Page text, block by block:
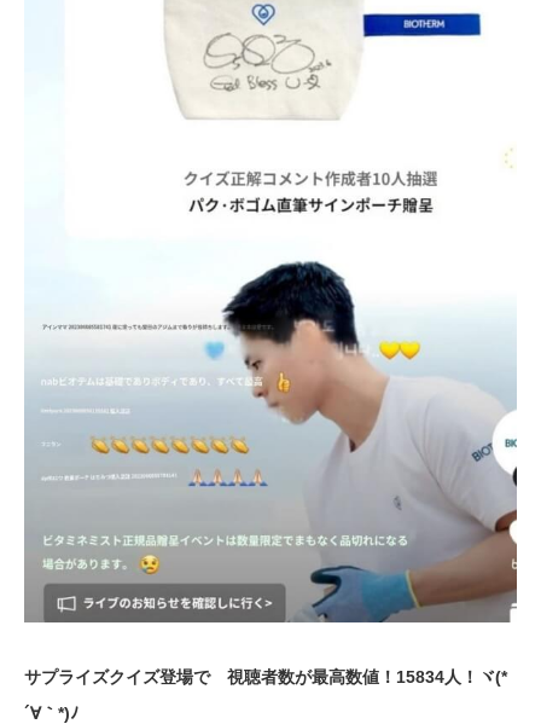
サプライズクイズ登場で 視聴者数が最高数値！15834人！ヾ(*
´∀｀*)ﾉ